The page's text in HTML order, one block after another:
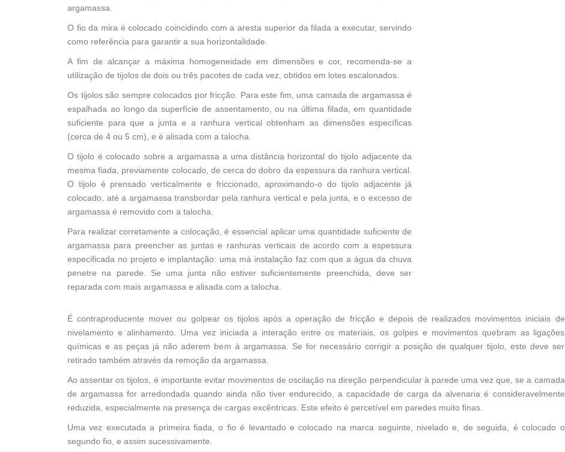
argamassa.
O fio da mira é colocado coincidindo com a aresta superior da filada a executar, servindo
como referência para garantir a sua horizontalidade.
A fim de alcançar a máxima homogeneidade em dimensões e cor, recomenda-se a
utilização de tijolos de dois ou três pacotes de cada vez, obtidos em lotes escalonados.
Os tijolos são sempre colocados por fricção. Para este fim, uma camada de argamassa é
espalhada ao longo da superfície de assentamento, ou na última filada, em quantidade
suficiente para que a junta e a ranhura vertical obtenham as dimensões específicas
(cerca de 4 ou 5 cm), e é alisada com a talocha.
O tijolo é colocado sobre a argamassa a uma distância horizontal do tijolo adjacente da
mesma fiada, previamente colocado, de cerca do dobro da espessura da ranhura vertical.
O tijolo é prensado verticalmente e friccionado, aproximando-o do tijolo adjacente já
colocado, até a argamassa transbordar pela ranhura vertical e pela junta, e o excesso de
argamassa é removido com a talocha.
Para realizar corretamente a colocação, é essencial aplicar uma quantidade suficiente de
argamassa para preencher as juntas e ranhuras verticais de acordo com a espessura
especificada no projeto e implantação: uma má instalação faz com que a água da chuva
penetre na parede. Se uma junta não estiver suficientemente preenchida, deve ser
reparada com mais argamassa e alisada com a talocha.
É contraproducente mover ou golpear os tijolos após a operação de fricção e depois de realizados movimentos iniciais de
nivelamento e alinhamento. Uma vez iniciada a interação entre os materiais, os golpes e movimentos quebram as ligações
químicas e as peças já não aderem bem à argamassa. Se for necessário corrigir a posição de qualquer tijolo, este deve ser
retirado também através da remoção da argamassa.
Ao assentar os tijolos, é importante evitar movimentos de oscilação na direção perpendicular à parede uma vez que, se a camada
de argamassa for arredondada quando ainda não tiver endurecido, a capacidade de carga da alvenaria é consideravelmente
reduzida, especialmente na presença de cargas excêntricas. Este efeito é percetível em paredes muito finas.
Uma vez executada a primeira fiada, o fio é levantado e colocado na marca seguinte, nivelado e, de seguida, é colocado o
segundo fio, e assim sucessivamente.